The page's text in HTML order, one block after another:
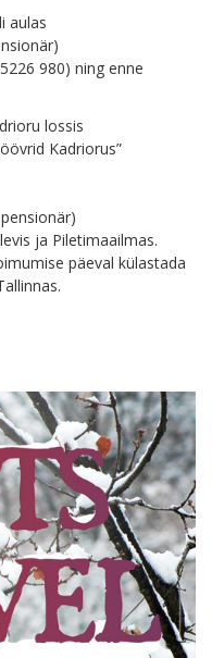
aulas
980) ning enne
lossis
Kadriorus”
ja Piletimaailmas.
päeval külastada